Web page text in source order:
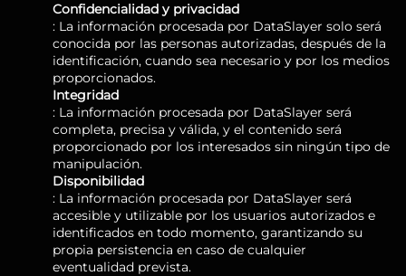
Confidencialidad y privacidad
: La información procesada por DataSlayer solo será
conocida por las personas autorizadas, después de la
identificación, cuando sea necesario y por los medios
proporcionados.
Integridad
: La información procesada por DataSlayer será
completa, precisa y válida, y el contenido será
proporcionado por los interesados sin ningún tipo de
manipulación.
Disponibilidad
: La información procesada por DataSlayer será
accesible y utilizable por los usuarios autorizados e
identificados en todo momento, garantizando su
propia persistencia en caso de cualquier
eventualidad prevista.